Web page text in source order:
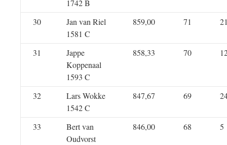
1742 B
30
Jan van Riel
1581 C
859,00 71
31
Jappe
Koppenaal
1593 C
858,33 70
32
Lars Wokke
1542 C
847,67 69
33
Bert van
Oudvorst
846,00 68 5